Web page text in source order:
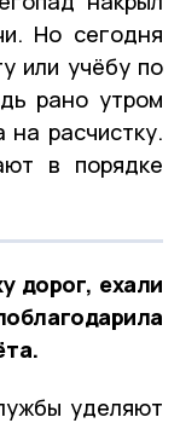
Но сегодня
или учёбу по
рано утром
на расчистку.
в порядке
дорог, ехали
уделяют